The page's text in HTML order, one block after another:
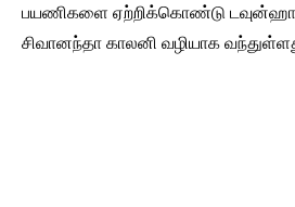
பயணிகளை ஏற்றிக்கொண்டு டவுன்ஹால்
சிவானந்தா காலனி வழியாக